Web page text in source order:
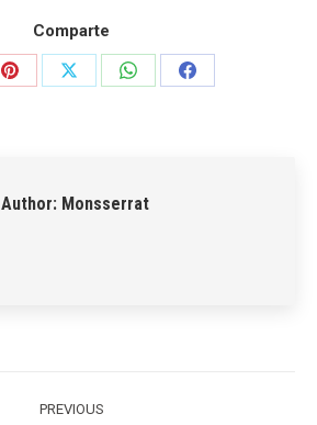
Comparte
Share
Share
Share
Share
Author: Monsserrat
PREVIOUS